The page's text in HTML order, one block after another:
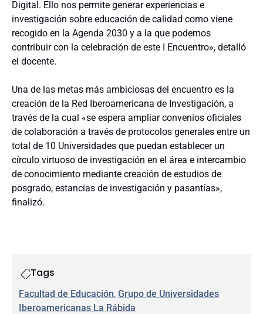
Digital. Ello nos permite generar experiencias e
investigación sobre educación de calidad como viene
recogido en la Agenda 2030 y a la que podemos
contribuir con la celebración de este I Encuentro», detalló
el docente.
Una de las metas más ambiciosas del encuentro es la
creación de la Red Iberoamericana de Investigación, a
través de la cual «se espera ampliar convenios oficiales
de colaboración a través de protocolos generales entre un
total de 10 Universidades que puedan establecer un
círculo virtuoso de investigación en el área e intercambio
de conocimiento mediante creación de estudios de
posgrado, estancias de investigación y pasantías»,
finalizó.
Tags
Facultad de Educación, Grupo de Universidades
Iberoamericanas La Rábida